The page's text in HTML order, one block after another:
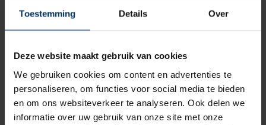
Toestemming Details Over
Deze website maakt gebruik van cookies
We gebruiken cookies om content en advertenties te
personaliseren, om functies voor social media te bieden
en om ons websiteverkeer te analyseren. Ook delen we
informatie over uw gebruik van onze site met onze